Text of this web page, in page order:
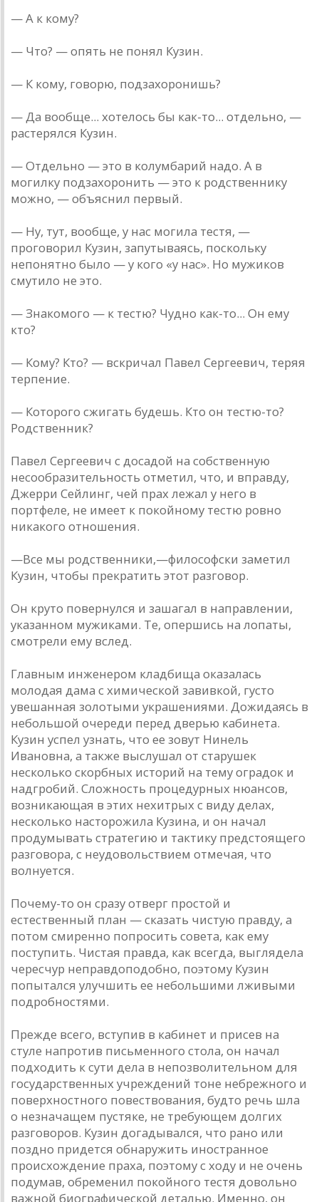
— А к кому?
— Что? — опять не понял Кузин.
— К кому, говорю, подзахоронишь?
— Да вообще... хотелось бы как-то... отдельно, —
растерялся Кузин.
— Отдельно — это в колумбарий надо. А в
могилку подзахоронить — это к родственнику
можно, — объяснил первый.
— Ну, тут, вообще, у нас могила тестя, —
проговорил Кузин, запутываясь, поскольку
непонятно было — у кого «у нас». Но мужиков
смутило не это.
— Знакомого — к тестю? Чудно как-то... Он ему
кто?
— Кому? Кто? — вскричал Павел Сергеевич, теряя
терпение.
— Которого сжигать будешь. Кто он тестю-то?
Родственник?
Павел Сергеевич с досадой на собственную
несообразительность отметил, что, и вправду,
Джерри Сейлинг, чей прах лежал у него в
портфеле, не имеет к покойному тестю ровно
никакого отношения.
—Все мы родственники,—философски заметил
Кузин, чтобы прекратить этот разговор.
Он круто повернулся и зашагал в направлении,
указанном мужиками. Те, опершись на лопаты,
смотрели ему вслед.
Главным инженером кладбища оказалась
молодая дама с химической завивкой, густо
увешанная золотыми украшениями. Дожидаясь в
небольшой очереди перед дверью кабинета.
Кузин успел узнать, что ее зовут Нинель
Ивановна, а также выслушал от старушек
несколько скорбных историй на тему оградок и
надгробий. Сложность процедурных нюансов,
возникающая в этих нехитрых с виду делах,
несколько насторожила Кузина, и он начал
продумывать стратегию и тактику предстоящего
разговора, с неудовольствием отмечая, что
волнуется.
Почему-то он сразу отверг простой и
естественный план — сказать чистую правду, а
потом смиренно попросить совета, как ему
поступить. Чистая правда, как всегда, выглядела
чересчур неправдоподобно, поэтому Кузин
попытался улучшить ее небольшими лживыми
подробностями.
Прежде всего, вступив в кабинет и присев на
стуле напротив письменного стола, он начал
подходить к сути дела в непозволительном для
государственных учреждений тоне небрежного и
поверхностного повествования, будто речь шла
о незначащем пустяке, не требующем долгих
разговоров. Кузин догадывался, что рано или
поздно придется обнаружить иностранное
происхождение праха, поэтому с ходу и не очень
подумав, обременил покойного тестя довольно
важной биографической деталью. Именно, он